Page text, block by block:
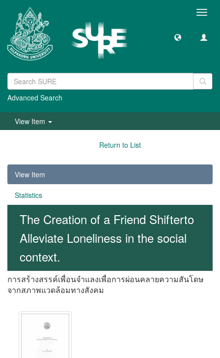
Advanced Search
View Item
Return to List
View Item
Statistics
The Creation of a Friend Shifterto
Alleviate Loneliness in the social
context.
การสร้างสรรค์เพื่อนจำแลงเพื่อการผ่อนคลายความสันโดษ
จากสภาพแวดล้อมทางสังคม